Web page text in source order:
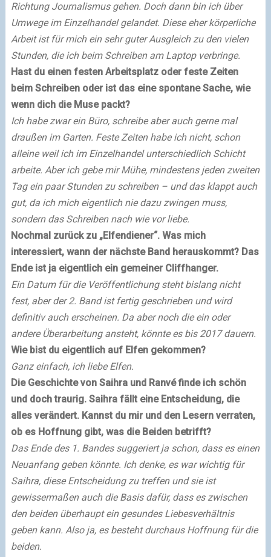
Richtung Journalismus gehen. Doch dann bin ich über
Umwege im Einzelhandel gelandet. Diese eher körperliche
Arbeit ist für mich ein sehr guter Ausgleich zu den vielen
Stunden, die ich beim Schreiben am Laptop verbringe.
Hast du einen festen Arbeitsplatz oder feste Zeiten
beim Schreiben oder ist das eine spontane Sache, wie
wenn dich die Muse packt?
Ich habe zwar ein Büro, schreibe aber auch gerne mal
draußen im Garten. Feste Zeiten habe ich nicht, schon
alleine weil ich im Einzelhandel unterschiedlich Schicht
arbeite. Aber ich gebe mir Mühe, mindestens jeden zweiten
Tag ein paar Stunden zu schreiben – und das klappt auch
gut, da ich mich eigentlich nie dazu zwingen muss,
sondern das Schreiben nach wie vor liebe.
Nochmal zurück zu „Elfendiener“. Was mich
interessiert, wann der nächste Band herauskommt? Das
Ende ist ja eigentlich ein gemeiner Cliffhanger.
Ein Datum für die Veröffentlichung steht bislang nicht
fest, aber der 2. Band ist fertig geschrieben und wird
definitiv auch erscheinen. Da aber noch die ein oder
andere Überarbeitung ansteht, könnte es bis 2017 dauern.
Wie bist du eigentlich auf Elfen gekommen?
Ganz einfach, ich liebe Elfen.
Die Geschichte von Saihra und Ranvé finde ich schön
und doch traurig. Saihra fällt eine Entscheidung, die
alles verändert. Kannst du mir und den Lesern verraten,
ob es Hoffnung gibt, was die Beiden betrifft?
Das Ende des 1. Bandes suggeriert ja schon, dass es einen
Neuanfang geben könnte. Ich denke, es war wichtig für
Saihra, diese Entscheidung zu treffen und sie ist
gewissermaßen auch die Basis dafür, dass es zwischen
den beiden überhaupt ein gesundes Liebesverhältnis
geben kann. Also ja, es besteht durchaus Hoffnung für die
beiden.